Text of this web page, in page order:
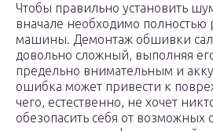
Чтобы правильно установить
вначале необходимо полностью
машины. Демонтаж обшивки
довольно сложный, выполняя
предельно внимательным и
ошибка может привести к
чего, естественно, не хочет
обезопасить себя от возможных